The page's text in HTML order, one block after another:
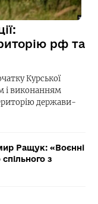
рф та
Курської
і виконанням
держави-
Ращук: «Воєнні
з